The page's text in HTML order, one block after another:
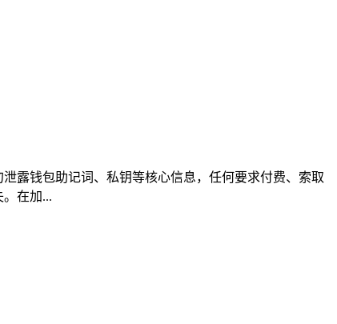
露钱包助记词、私钥等核心信息，任何要求付费、索取
在加...